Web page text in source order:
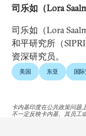
司乐如（Lora
司乐如（Lora
和平研究所（
资深研究员。
美国 东亚 国
卡内基印度在公共政策问题
不一定反映卡内基、其员工